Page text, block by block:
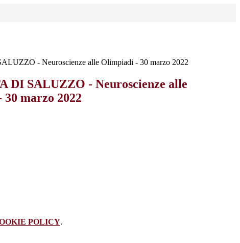
- Neuroscienze alle Olimpiadi - 30 marzo 2022
DI SALUZZO - Neuroscienze alle
marzo 2022
POLICY.